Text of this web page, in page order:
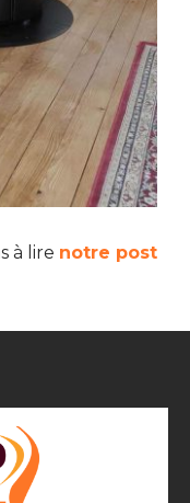
à lire notre post